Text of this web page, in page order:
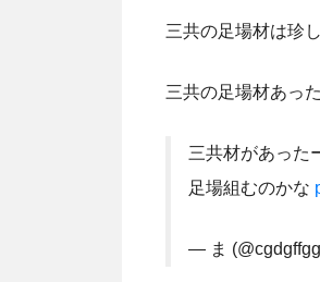
三共の足場材は珍
三共の足場材あっ
三共材があった
足場組むのかな
— ま